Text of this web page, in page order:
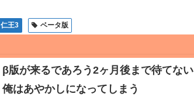
仁王3 ベータ版
β版が来るであろう2ヶ月後まで待てない
俺はあやかしになってしまう